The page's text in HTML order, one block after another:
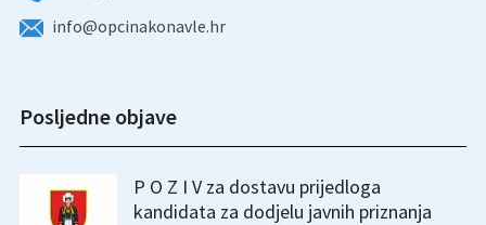
info@opcinakonavle.hr
Posljedne objave
P O Z I V za dostavu prijedloga
kandidata za dodjelu javnih priznanja